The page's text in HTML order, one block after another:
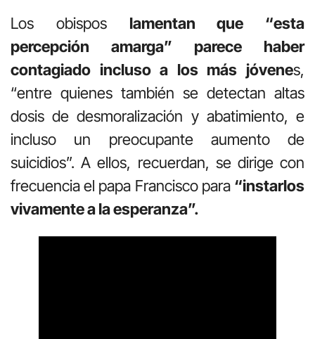
Los obispos lamentan que “esta
percepción amarga” parece haber
contagiado incluso a los más jóvenes,
“entre quienes también se detectan altas
dosis de desmoralización y abatimiento, e
incluso un preocupante aumento de
suicidios”. A ellos, recuerdan, se dirige con
frecuencia el papa Francisco para “instarlos
vivamente a la esperanza”.